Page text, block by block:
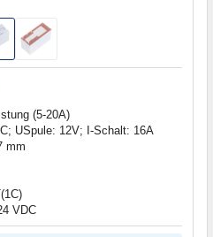
(5-20A)
USpule: 12V; I-Schalt: 16A
mm
VDC